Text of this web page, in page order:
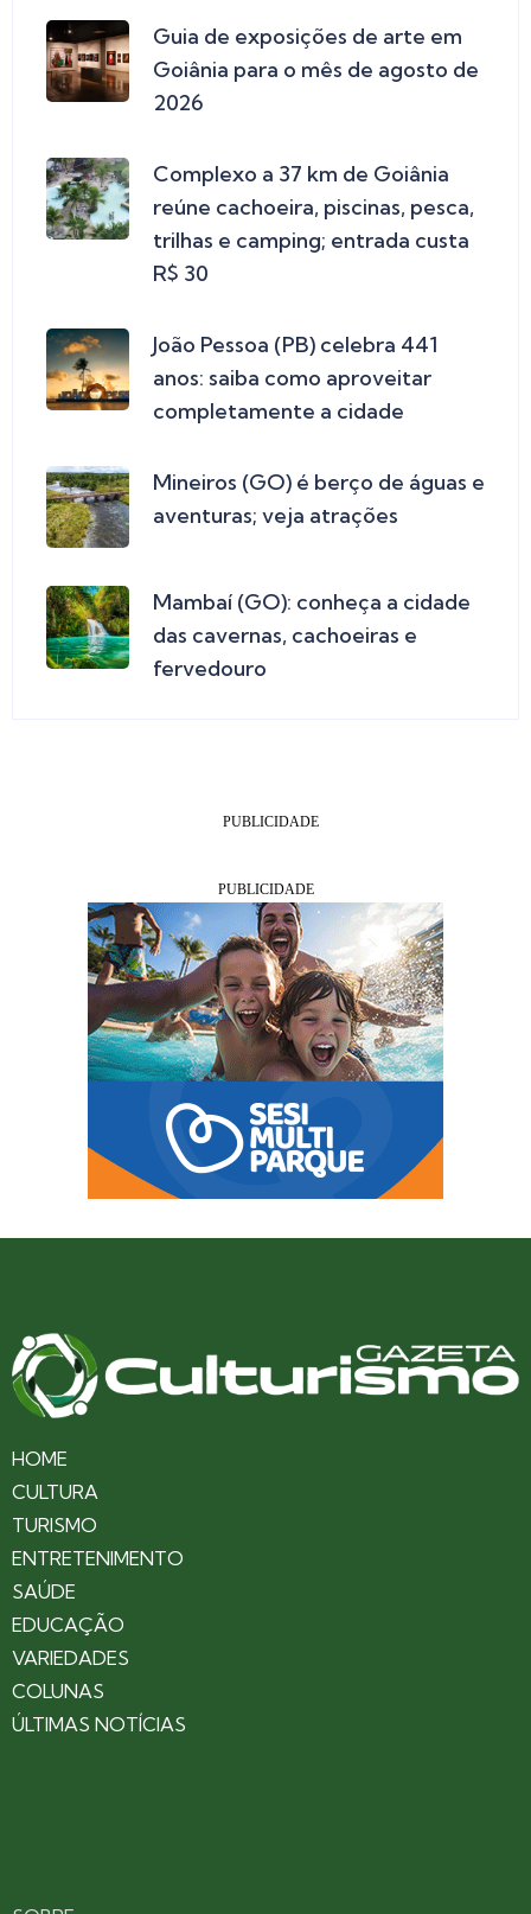
Guia de exposições de arte em
Goiânia para o mês de agosto de
2026
Complexo a 37 km de Goiânia
reúne cachoeira, piscinas, pesca,
trilhas e camping; entrada custa
R$ 30
João Pessoa (PB) celebra 441
anos: saiba como aproveitar
completamente a cidade
Mineiros (GO) é berço de águas e
aventuras; veja atrações
Mambaí (GO): conheça a cidade
das cavernas, cachoeiras e
fervedouro
HOME
CULTURA
TURISMO
ENTRETENIMENTO
SAÚDE
EDUCAÇÃO
VARIEDADES
COLUNAS
ÚLTIMAS NOTÍCIAS